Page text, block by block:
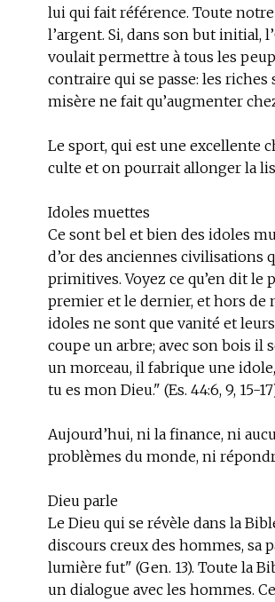
lui qui fait référence. Toute
l’argent. Si, dans son but initial,
voulait permettre à tous les
contraire qui se passe: les
misère ne fait qu’augmenter
Le sport, qui est une excellente
culte et on pourrait allonger la
Idoles muettes
Ce sont bel et bien des idoles
d’or des anciennes civilisations
primitives. Voyez ce qu’en dit le
premier et le dernier, et hors de
idoles ne sont que vanité et
coupe un arbre; avec son bois il
un morceau, il fabrique une
tu es mon Dieu." (Es. 44:6, 9, 15-
Aujourd’hui, ni la finance, ni
problèmes du monde, ni
Dieu parle
Le Dieu qui se révèle dans la
discours creux des hommes, sa
lumière fut" (Gen. 13). Toute la
un dialogue avec les hommes.